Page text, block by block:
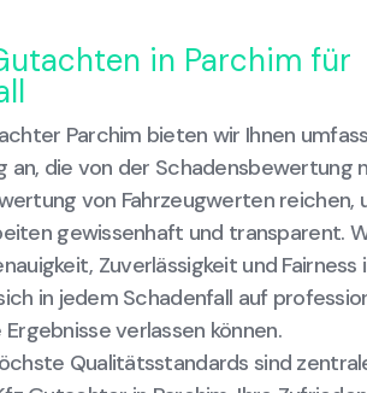
in Parchim für
Parchim bieten wir Ihnen
an, die von der Schadensbewertung
von Fahrzeugwerten reichen,
gewissenhaft und transparent.
Zuverlässigkeit und Fairness
in jedem Schadenfall auf
verlassen können.
Qualitätsstandards sind